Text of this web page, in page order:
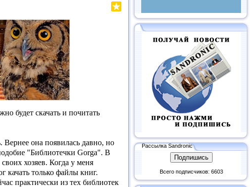
будет скачать и почитать
она появилась давно, но
"Библиотечки Gorga". В
хозяев. Когда у меня
качать только файлы книг.
практически из тех библиотек
Рассылка Sandronic
Всего подписчиков: 6603